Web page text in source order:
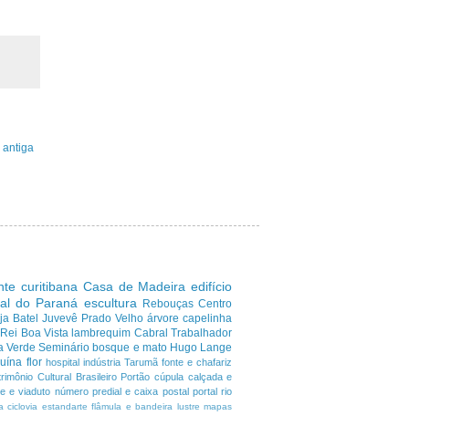
antiga
curitibana Casa de Madeira edifício
do Paraná escultura Rebouças Centro
Batel Juvevê Prado Velho árvore capelinha
Boa Vista lambrequim Cabral Trabalhador
Verde Seminário bosque e mato Hugo Lange
flor hospital indústria Tarumã fonte e chafariz
Cultural Brasileiro Portão cúpula calçada e
e viaduto número predial e caixa postal portal rio
ciclovia estandarte flâmula e bandeira lustre mapas